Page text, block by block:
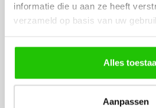
informatie die u aan ze heeft
verzameld op basis van uw
Alles
Aanpassen